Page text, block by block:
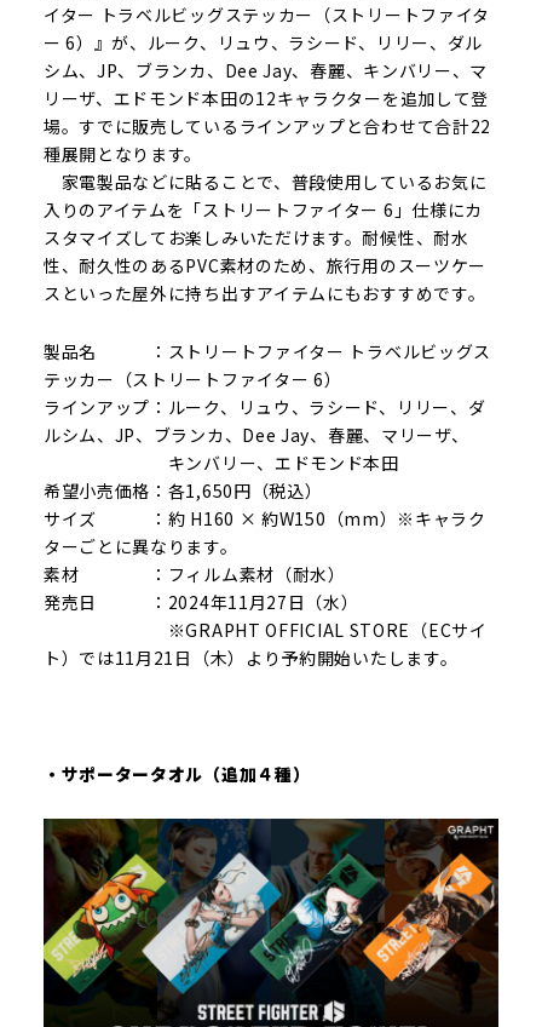
イター トラベルビッグステッカー（ストリートファイタ
ー 6）』が、ルーク、リュウ、ラシード、リリー、ダル
シム、JP、ブランカ、Dee Jay、春麗、キンバリー、マ
リーザ、エドモンド本田の12キャラクターを追加して登
場。すでに販売しているラインアップと合わせて合計22
種展開となります。
家電製品などに貼ることで、普段使用しているお気に
入りのアイテムを「ストリートファイター 6」仕様にカ
スタマイズしてお楽しみいただけます。耐候性、耐水
性、耐久性のあるPVC素材のため、旅行用のスーツケー
スといった屋外に持ち出すアイテムにもおすすめです。
製品名 ：ストリートファイター トラベルビッグス
テッカー（ストリートファイター 6）
ラインアップ：ルーク、リュウ、ラシード、リリー、ダ
ルシム、JP、ブランカ、Dee Jay、春麗、マリーザ、
キンバリー、エドモンド本田
希望小売価格：各1,650円（税込）
サイズ ：約 H160 × 約W150（mm）※キャラク
ターごとに異なります。
素材 ：フィルム素材（耐水）
発売日 ：2024年11月27日（水）
※GRAPHT OFFICIAL STORE（ECサイ
ト）では11月21日（木）より予約開始いたします。
・サポータータオル（追加４種）